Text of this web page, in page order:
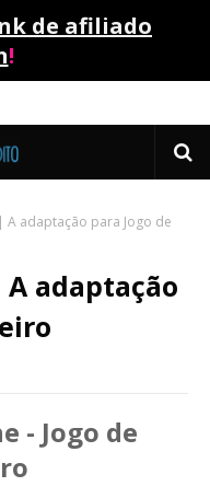
de afiliado
!
A adaptação para Jogo de
adaptação
- Jogo de